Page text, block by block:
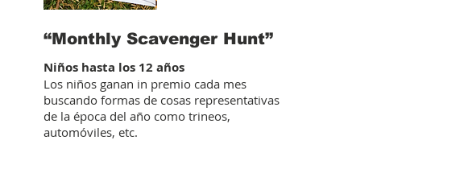
Niños hasta los 12 años
Los niños ganan in premio cada mes
buscando formas de cosas representativas
de la época del año como trineos,
automóviles, etc.
“Monthly Scavenger Hunt”